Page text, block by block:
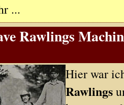
...
Rawlings
Hier war
Rawlings